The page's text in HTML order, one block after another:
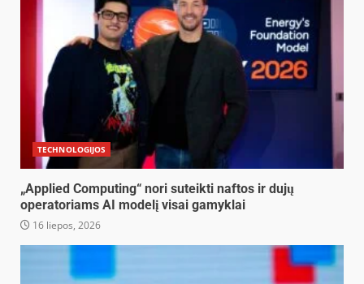
TECHNOLOGIJOS
„Applied Computing“ nori suteikti naftos ir dujų
operatoriams AI modelį visai gamyklai
16 liepos, 2026